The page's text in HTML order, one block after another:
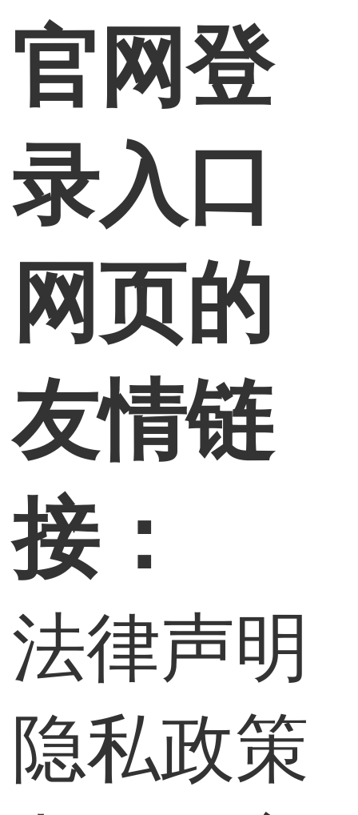
官网登
录入口
网页的
友情链
接：
法律声明
隐私政策